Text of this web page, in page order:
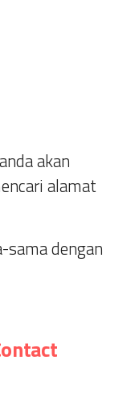
akan
alamat
dengan